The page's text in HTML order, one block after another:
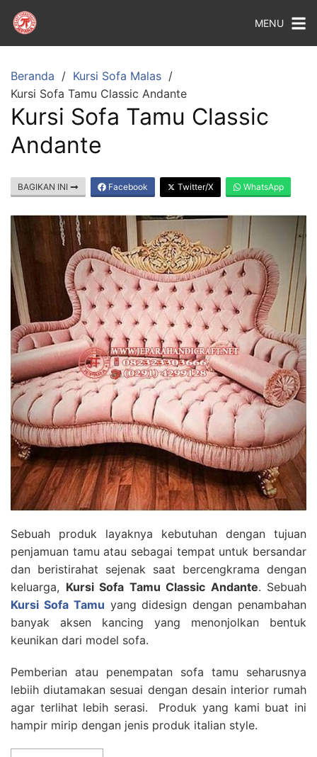
MENU
Beranda
Kursi Sofa Malas
Kursi Sofa Tamu Classic Andante
Kursi Sofa Tamu Classic
Andante
BAGIKAN INI Facebook Twitter/X WhatsApp
Sebuah produk layaknya kebutuhan dengan tujuan
penjamuan tamu atau sebagai tempat untuk bersandar
dan beristirahat sejenak saat bercengkrama dengan
keluarga, Kursi Sofa Tamu Classic Andante. Sebuah
Kursi Sofa Tamu yang didesign dengan penambahan
banyak aksen kancing yang menonjolkan bentuk
keunikan dari model sofa.
Pemberian atau penempatan sofa tamu seharusnya
lebiih diutamakan sesuai dengan desain interior rumah
agar terlihat lebih serasi. Produk yang kami buat ini
hampir mirip dengan jenis produk italian style.